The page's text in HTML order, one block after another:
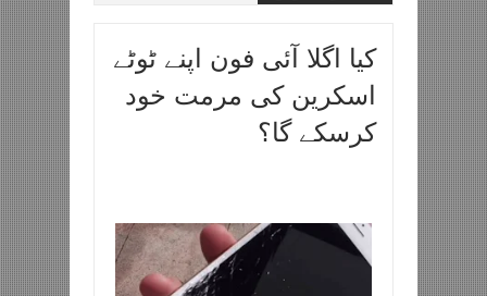
کیا اگلا آئی فون اپنے ٹوٹے
اسکرین کی مرمت خود
کرسکے گا؟